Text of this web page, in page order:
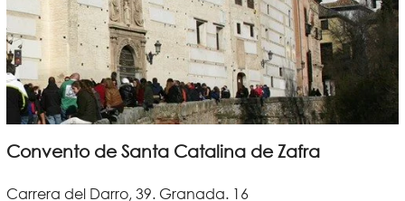
Convento de Santa Catalina de Zafra
Carrera del Darro, 39. Granada. 16